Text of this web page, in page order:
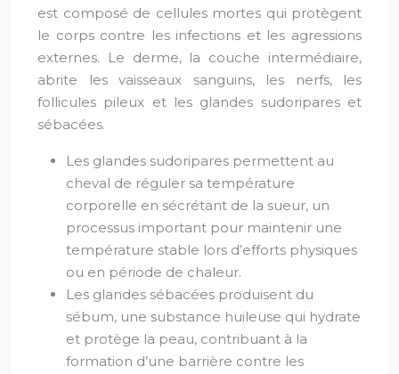
est composé de cellules mortes qui protègent
le corps contre les infections et les agressions
externes. Le derme, la couche intermédiaire,
abrite les vaisseaux sanguins, les nerfs, les
follicules pileux et les glandes sudoripares et
sébacées.
Les glandes sudoripares permettent au
cheval de réguler sa température
corporelle en sécrétant de la sueur, un
processus important pour maintenir une
température stable lors d’efforts physiques
ou en période de chaleur.
Les glandes sébacées produisent du
sébum, une substance huileuse qui hydrate
et protège la peau, contribuant à la
formation d’une barrière contre les